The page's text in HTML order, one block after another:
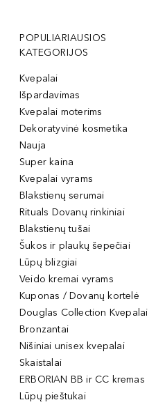
POPULIARIAUSIOS
KATEGORIJOS
Kvepalai
Išpardavimas
Kvepalai moterims
Dekoratyvinė kosmetika
Nauja
Super kaina
Kvepalai vyrams
Blakstienų serumai
Rituals Dovanų rinkiniai
Blakstienų tušai
Šukos ir plaukų šepečiai
Lūpų blizgiai
Veido kremai vyrams
Kuponas / Dovanų kortelė
Douglas Collection Kvepalai
Bronzantai
Nišiniai unisex kvepalai
Skaistalai
ERBORIAN BB ir CC kremas
Lūpų pieštukai